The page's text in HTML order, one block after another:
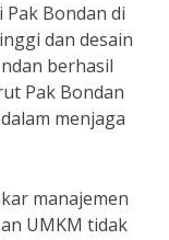
Bondan di
dan desain
berhasil
Pak Bondan
menjaga
manajemen
UMKM tidak